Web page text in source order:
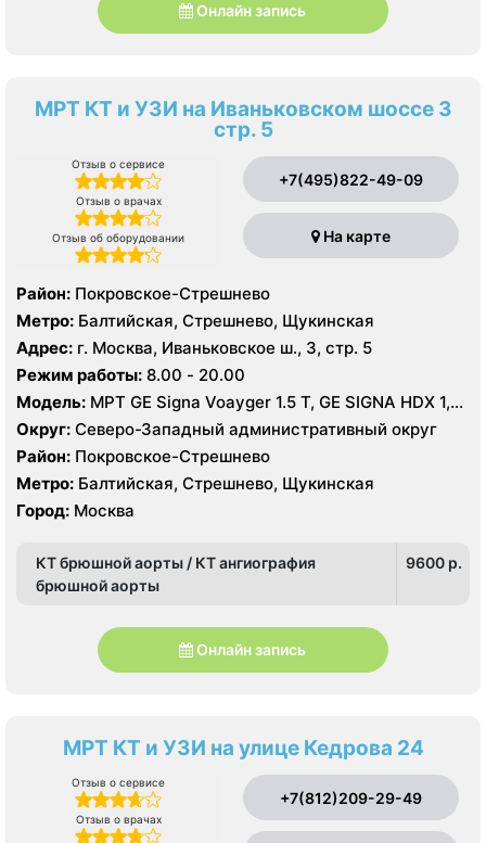
Онлайн запись
МРТ КТ и УЗИ на Иваньковском шоссе 3
стр. 5
Отзыв о сервисе
Отзыв о врачах
Отзыв об оборудовании
+7(495)822-49-09
На карте
Район: Покровское-Стрешнево
Метро: Балтийская, Стрешнево, Щукинская
Адрес: г. Москва, Иваньковское ш., 3, стр. 5
Режим работы: 8.00 - 20.00
Модель: МРТ GE Signa Voayger 1.5 Т, GE SIGNA HDX 1,5
T, КТ GE LightSpeed 64 среза, Brilliance CT 40 срезов,
УЗИ GE Logiq E9
Округ: Северо-Западный административный округ
Район: Покровское-Стрешнево
Метро: Балтийская, Стрешнево, Щукинская
Город: Москва
КТ брюшной аорты / КТ ангиография
брюшной аорты
9600 p.
Онлайн запись
МРТ КТ и УЗИ на улице Кедрова 24
Отзыв о сервисе
Отзыв о врачах
+7(812)209-29-49